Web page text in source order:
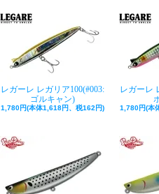
レガーレ レガリア100(#003:
ゴルキャン)
1,780円(本体1,618円、税162円)
レガーレ
1,780円(本